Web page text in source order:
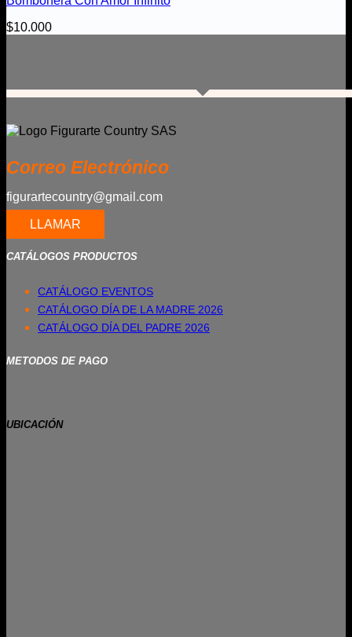
$10.000
Correo Electrónico
figurartecountry@gmail.com
LLAMAR
CATÁLOGOS PRODUCTOS
CATÁLOGO EVENTOS
CATÁLOGO DÍA DE LA MADRE 2026
CATÁLOGO DÍA DEL PADRE 2026
METODOS DE PAGO
UBICACIÓN